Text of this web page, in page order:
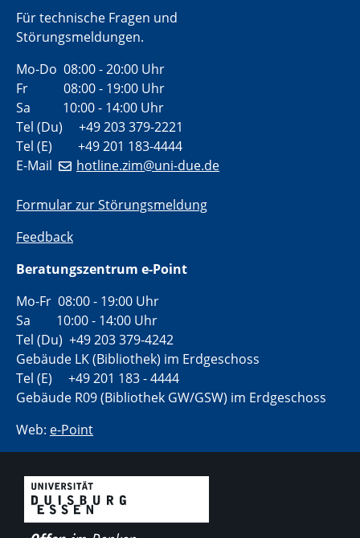
Für technische Fragen und
Störungsmeldungen.
Mo-Do 08:00 - 20:00 Uhr
Fr 08:00 - 19:00 Uhr
Sa 10:00 - 14:00 Uhr
Tel (Du) +49 203 379-2221
Tel (E) +49 201 183-4444
E-Mail
hotline.zim@uni-due.de
Formular zur Störungsmeldung
Feedback
Beratungszentrum e-Point
Mo-Fr 08:00 - 19:00 Uhr
Sa 10:00 - 14:00 Uhr
Tel (Du) +49 203 379-4242
Gebäude LK (Bibliothek) im Erdgeschoss
Tel (E) +49 201 183 - 4444
Gebäude R09 (Bibliothek GW/GSW) im Erdgeschoss
Web: e-Point